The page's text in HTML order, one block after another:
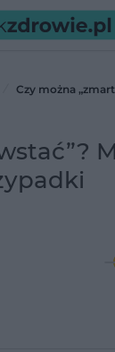
Czy można